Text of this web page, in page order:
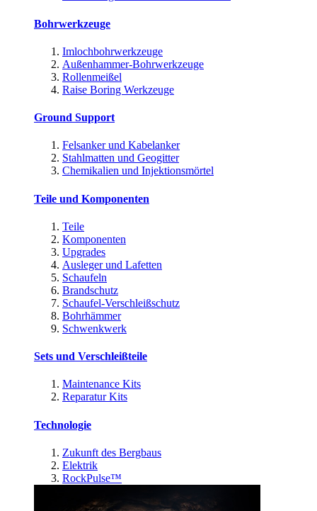
Bohrwerkzeuge
Imlochbohrwerkzeuge
Außenhammer-Bohrwerkzeuge
Rollenmeißel
Raise Boring Werkzeuge
Ground Support
Felsanker und Kabelanker
Stahlmatten und Geogitter
Chemikalien und Injektionsmörtel
Teile und Komponenten
Teile
Komponenten
Upgrades
Ausleger und Lafetten
Schaufeln
Brandschutz
Schaufel-Verschleißschutz
Bohrhämmer
Schwenkwerk
Sets und Verschleißteile
Maintenance Kits
Reparatur Kits
Technologie
Zukunft des Bergbaus
Elektrik
RockPulse™